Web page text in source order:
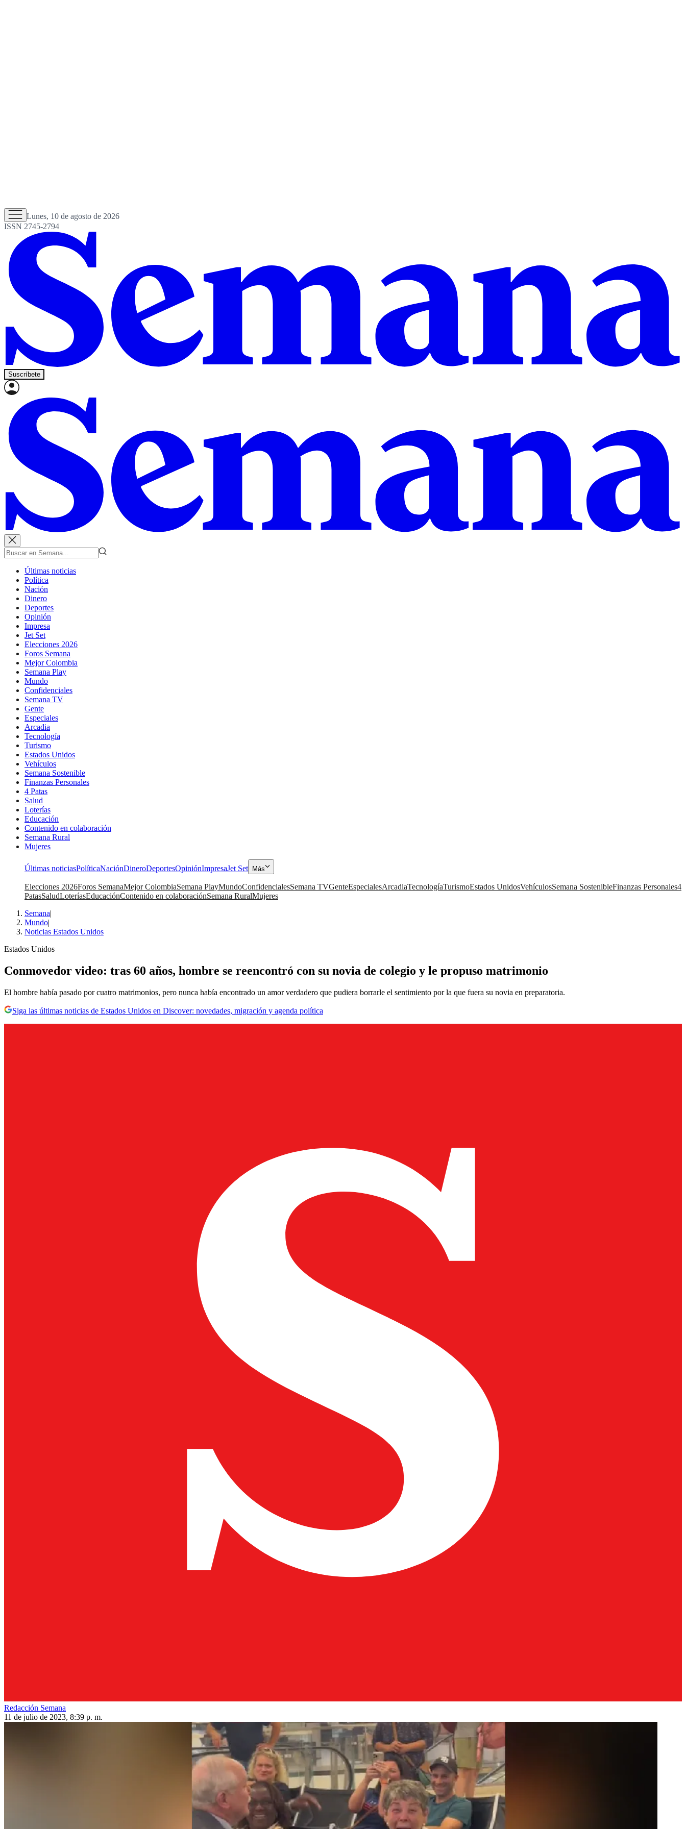
Lunes, 10 de agosto de 2026
ISSN 2745-2794
Suscríbete
Últimas noticias
Política
Nación
Dinero
Deportes
Opinión
Impresa
Jet Set
Elecciones 2026
Foros Semana
Mejor Colombia
Semana Play
Mundo
Confidenciales
Semana TV
Gente
Especiales
Arcadia
Tecnología
Turismo
Estados Unidos
Vehículos
Semana Sostenible
Finanzas Personales
4 Patas
Salud
Loterías
Educación
Contenido en colaboración
Semana Rural
Mujeres
Últimas noticiasPolíticaNaciónDineroDeportesOpiniónImpresaJet Set Más
Elecciones 2026Foros SemanaMejor ColombiaSemana PlayMundoConfidencialesSemana TVGenteEspecialesArcadiaTecnologíaTurismoEstados UnidosVehículosSemana SostenibleFinanzas Personales4
PatasSaludLoteríasEducaciónContenido en colaboraciónSemana RuralMujeres
Semana|
Mundo|
Noticias Estados Unidos
Estados Unidos
Conmovedor video: tras 60 años, hombre se reencontró con su novia de colegio y le propuso matrimonio
El hombre había pasado por cuatro matrimonios, pero nunca había encontrado un amor verdadero que pudiera borrarle el sentimiento por la que fuera su novia en preparatoria.
Siga las últimas noticias de Estados Unidos en Discover: novedades, migración y agenda política
Redacción Semana
11 de julio de 2023, 8:39 p. m.